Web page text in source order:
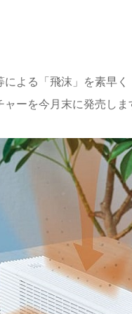
よる「飛沫」を素早く
ャーを今月末に発売しま